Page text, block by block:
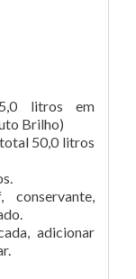
litros em
Brilho)
50,0 litros
conservante,
adicionar